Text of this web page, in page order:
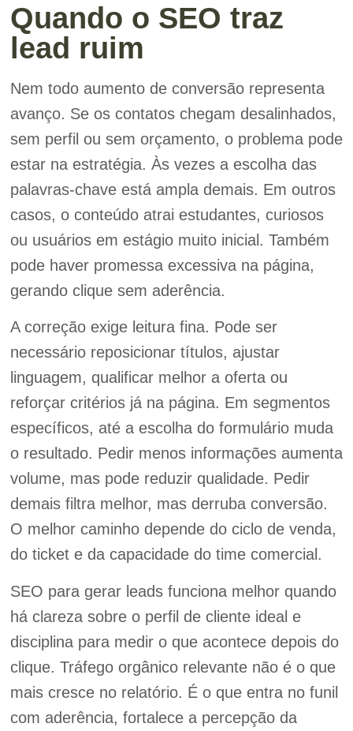
Quando o SEO traz
lead ruim
Nem todo aumento de conversão representa
avanço. Se os contatos chegam desalinhados,
sem perfil ou sem orçamento, o problema pode
estar na estratégia. Às vezes a escolha das
palavras-chave está ampla demais. Em outros
casos, o conteúdo atrai estudantes, curiosos
ou usuários em estágio muito inicial. Também
pode haver promessa excessiva na página,
gerando clique sem aderência.
A correção exige leitura fina. Pode ser
necessário reposicionar títulos, ajustar
linguagem, qualificar melhor a oferta ou
reforçar critérios já na página. Em segmentos
específicos, até a escolha do formulário muda
o resultado. Pedir menos informações aumenta
volume, mas pode reduzir qualidade. Pedir
demais filtra melhor, mas derruba conversão.
O melhor caminho depende do ciclo de venda,
do ticket e da capacidade do time comercial.
SEO para gerar leads funciona melhor quando
há clareza sobre o perfil de cliente ideal e
disciplina para medir o que acontece depois do
clique. Tráfego orgânico relevante não é o que
mais cresce no relatório. É o que entra no funil
com aderência, fortalece a percepção da